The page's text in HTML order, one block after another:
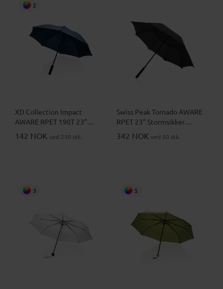
2
XD Collection Impact
AWARE RPET 190T 23"
Stormsikker Paraply
142 NOK ved 250 stk.
Swiss Peak Tornado AWARE
RPET 23" Stormsikker
Paraply
342 NOK ved 50 stk.
3 5